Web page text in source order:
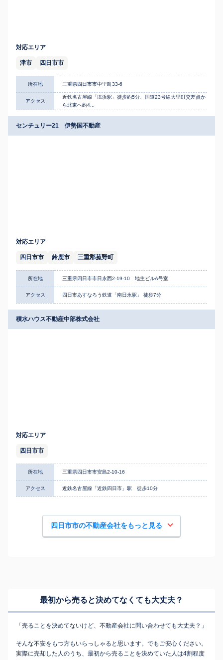
対応エリア
津市 四日市市
所在地 三重県四日市市中里町33-6
アクセス
近鉄名古屋線「塩浜駅」徒歩約5分、国道23号線大里町交差点か
ら北東へ約4...
センチュリー21 伊勢国不動産
対応エリア
四日市市 鈴鹿市 三重郡菰野町
所在地 三重県四日市市日永西2-19-10 地主ビルA号室
アクセス 四日市あすなろう鉄道「南日永駅」 徒歩7分
積水ハウス不動産中部株式会社
対応エリア
四日市市
所在地 三重県四日市市安島2-10-16
アクセス 近鉄名古屋線「近鉄四日市」駅 徒歩10分
四日市市の不動産会社をもっと見る
最初から売ると決めてなくても大丈夫？
「売ることを決めてないけど、不動産会社に問い合わせても大丈夫？」
そんな不安をもつ方もいらっしゃると思います。でもご安心ください。
実際に売却した人のうち、最初から売ることを決めていた人は4割程度